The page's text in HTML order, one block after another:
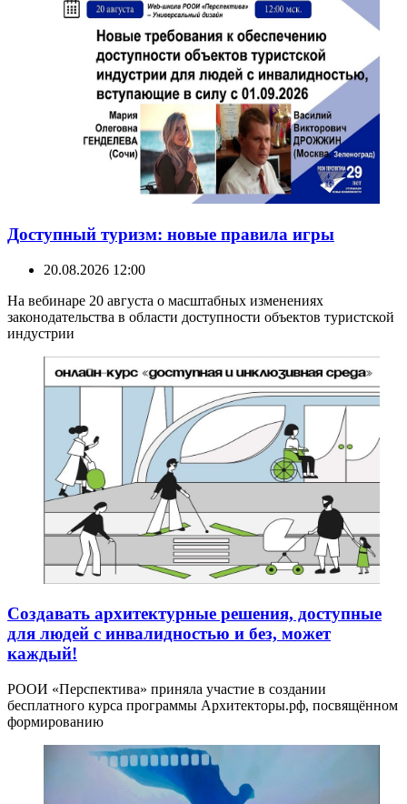
Доступный туризм: новые правила игры
20.08.2026 12:00
На вебинаре 20 августа о масштабных изменениях
законодательства в области доступности объектов туристской
индустрии
Создавать архитектурные решения, доступные
для людей с инвалидностью и без, может
каждый!
РООИ «Перспектива» приняла участие в создании
бесплатного курса программы Архитекторы.рф, посвящённом
формированию